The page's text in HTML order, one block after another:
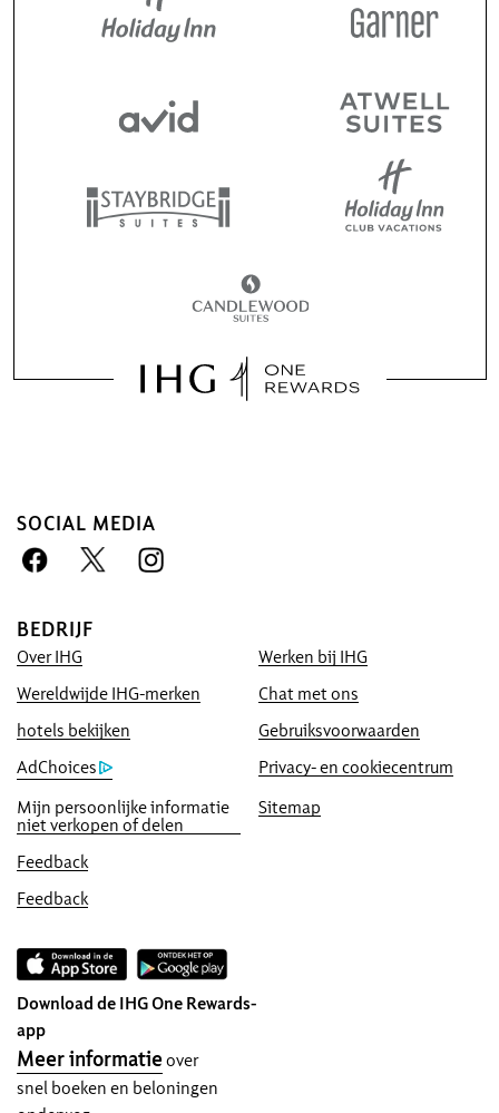
SOCIAL MEDIA
BEDRIJF
Over IHG
Werken bij IHG
Wereldwijde IHG-merken
Chat met ons
hotels bekijken
Gebruiksvoorwaarden
AdChoices
Privacy- en cookiecentrum
Mijn persoonlijke informatie
niet verkopen of delen
Sitemap
Feedback
Feedback
Download de IHG One Rewards-
app
Meer informatieover
snel boeken en beloningen
Direct boekingsvoordeel
Besteprijsgarantie
Wij beloven u de laagst beschikbare prijs
online, of we geven u vijf keer de IHG® One
Rewards-punten, tot een maximum van
40,000punten.
Online-reserveringsgarantie
Uw kamer is gegarandeerd.
Geen reserveringskosten!
reserveringen die rechtstreeks bij ons
worden geboekt.
Gegevensprivacy en websitebeveiliging
IHG neemt uw privacy zeer serieus en doet
er alles aan om u te beschermen. Alle
persoonlijke gegevens die u invoert,